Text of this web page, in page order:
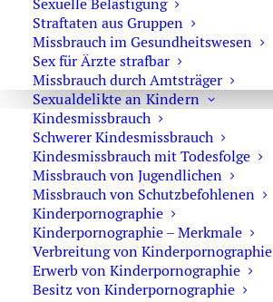
Sexuelle Belästigung
Straftaten aus Gruppen
Missbrauch im Gesundheitswesen
Sex für Ärzte strafbar
Missbrauch durch Amtsträger
Sexualdelikte an Kindern
Kindesmissbrauch
Schwerer Kindesmissbrauch
Kindesmissbrauch mit Todesfolge
Missbrauch von Jugendlichen
Missbrauch von Schutzbefohlenen
Kinderpornographie
Kinderpornographie – Merkmale
Verbreitung von Kinderpornographie
Erwerb von Kinderpornographie
Besitz von Kinderpornographie
Gefährdungsvorsatz
Skurriles Recht
Vergewaltigung mit Todesfolge
Untersuchungshaft
verbotenen Kraftfahrzeugrennen
Aktuell
Fahrlässige Tötung
Haftverschonung
NCMEC-Meldung